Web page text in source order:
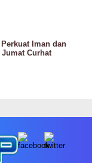
Iman dan
Curhat